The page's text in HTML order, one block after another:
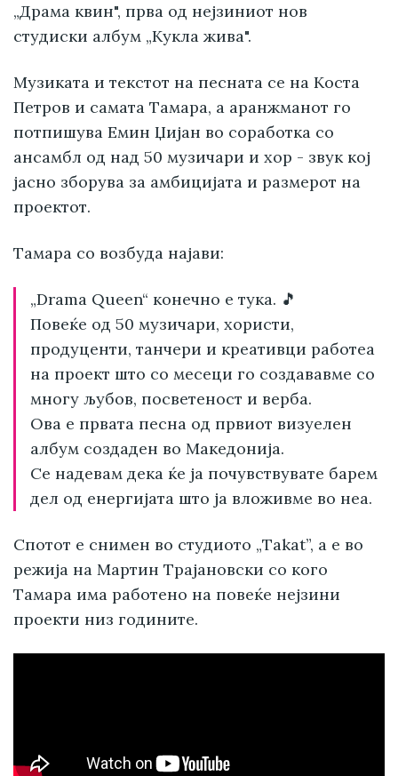
„Драма квин", прва од нејзиниот нов
студиски албум „Кукла жива".
Музиката и текстот на песната се на Коста
Петров и самата Тамара, а аранжманот го
потпишува Емин Џијан во соработка со
ансамбл од над 50 музичари и хор - звук кој
јасно зборува за амбицијата и размерот на
проектот.
Тамара со возбуда најави:
„Drama Queen“ конечно е тука. 🎵
Повеќе од 50 музичари, хористи,
продуценти, танчери и креативци работеа
на проект што со месеци го создававме со
многу љубов, посветеност и верба.
Ова е првата песна од првиот визуелен
албум создаден во Македонија.
Се надевам дека ќе ја почувствувате барем
дел од енергијата што ја вложивме во неа.
Спотот е снимен во студиото „Takat”, а е во
режија на Мартин Трајановски со кого
Тамара има работено на повеќе нејзини
проекти низ годините.